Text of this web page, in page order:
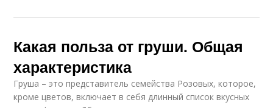
Какая польза от груши. Общая
характеристика
Груша – это представитель семейства Розовых, которое,
кроме цветов, включает в себя длинный список вкусных